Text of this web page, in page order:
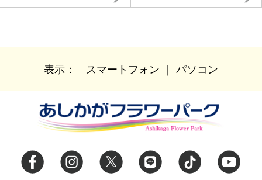
表示： スマートフォン ｜ パソコン